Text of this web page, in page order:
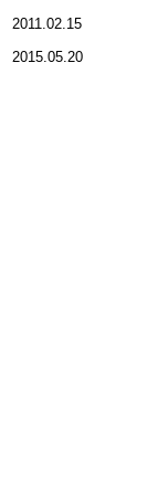
2011.02.15
2015.05.20